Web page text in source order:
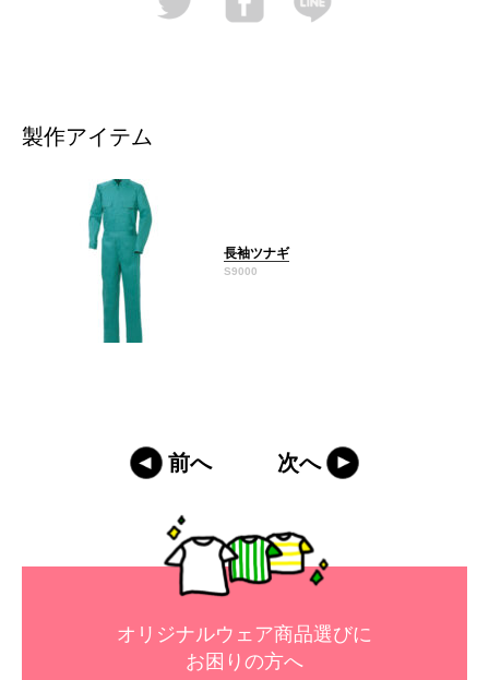
製作アイテム
長袖ツナギ
S9000
前へ 次へ
オリジナルウェア商品選びに
お困りの方へ